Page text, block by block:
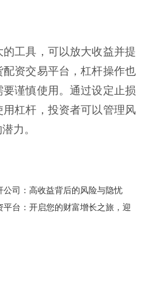
工具，可以放大收益并提
资交易平台，杠杆操作也
谨慎使用。通过设定止损
杠杆，投资者可以管理风
力。
司：高收益背后的风险与隐忧
台：开启您的财富增长之旅，迎